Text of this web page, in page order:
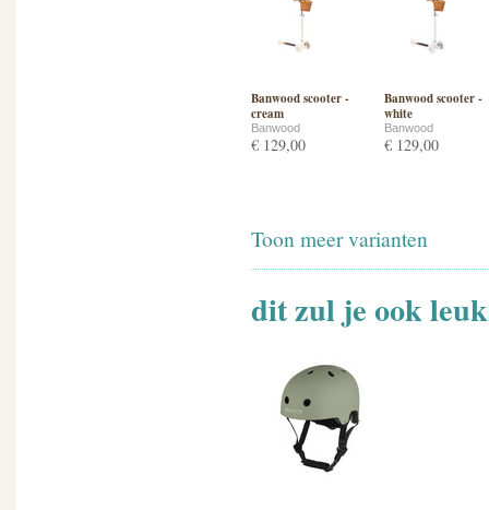
Banwood scooter -
cream
Banwood
€ 129,00
Banwood scooter -
white
Banwood
€ 129,00
Toon meer varianten
dit zul je ook